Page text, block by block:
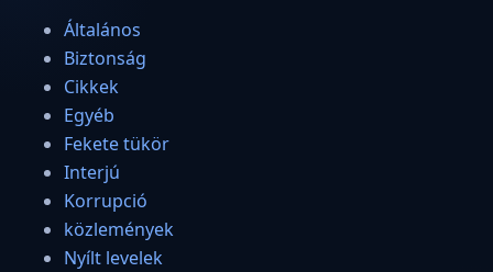
Általános
Biztonság
Cikkek
Egyéb
Fekete tükör
Interjú
Korrupció
közlemények
Nyílt levelek